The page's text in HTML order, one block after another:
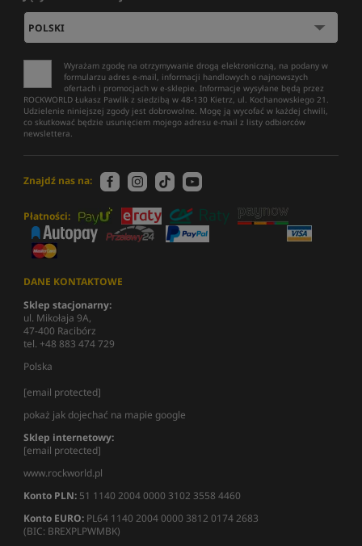
Wyrażam zgodę na otrzymywanie drogą elektroniczną, na podany w
formularzu adres e-mail, informacji handlowych o najnowszych
ofertach i promocjach w e-sklepie. Informacje wysyłane będą przez
ROCKWORLD Łukasz Pawlik z siedzibą w 48-130 Kietrz, ul. Kochanowskiego 21.
Udzielenie niniejszej zgody jest dobrowolne. Mogę ją wycofać w każdej chwili,
co skutkować będzie usunięciem mojego adresu e-mail z listy odbiorców
newslettera.
Znajdź nas na:
Płatności:
DANE KONTAKTOWE
Sklep stacjonarny:
ul. Mikołaja 9A,
47-400 Racibórz
tel. +48 883 474 729
Polska
[email protected]
pokaż jak dojechać na mapie google
Sklep internetowy:
[email protected]
www.rockworld.pl
Konto PLN: 51 1140 2004 0000 3102 3558 4460
Konto EURO: PL64 1140 2004 0000 3812 0174 2683
(BIC: BREXPLPWMBK)